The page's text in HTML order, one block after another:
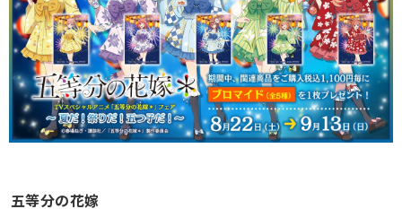
五等分の花嫁